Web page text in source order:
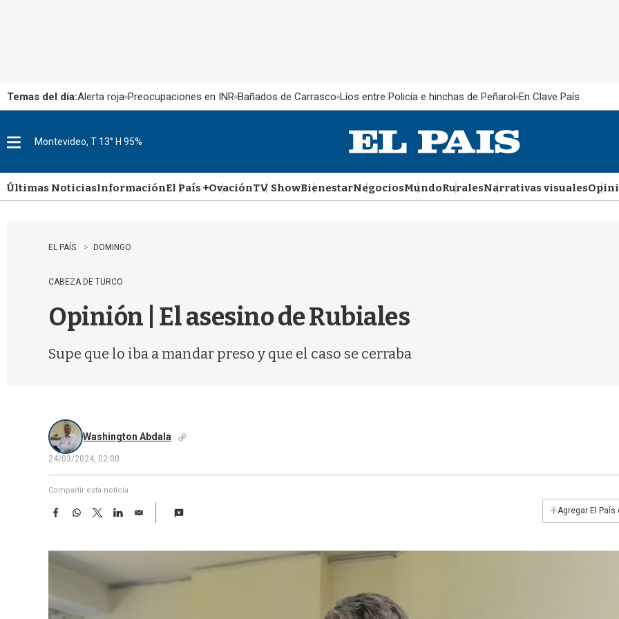
Temas del día:Alerta roja Preocupaciones en INR Bañados de Carrasco Líos entre Policía e hinchas de Peñarol En Clave País
u
Montevideo, T 13° H 95%
Últimas NoticiasInformaciónEl País +OvaciónTV ShowBienestarNegociosMundoRuralesNarrativas visuales
EL PAÍS DOMINGO
CABEZA DE TURCO
Opinión | El asesino de Rubiales
Supe que lo iba a mandar preso y que el caso se cerraba
Washington Abdala
24/03/2024, 02:00
Compartir esta noticia
F
e
W
t
s
p
T
w
t
L
k
d
I
n
E
i
+Agregar El País